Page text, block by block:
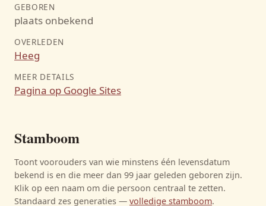
GEBOREN
plaats onbekend
OVERLEDEN
Heeg
MEER DETAILS
Pagina op Google Sites
Stamboom
Toont voorouders van wie minstens één levensdatum
bekend is en die meer dan 99 jaar geleden geboren zijn.
Klik op een naam om die persoon centraal te zetten.
Standaard zes generaties — volledige stamboom.